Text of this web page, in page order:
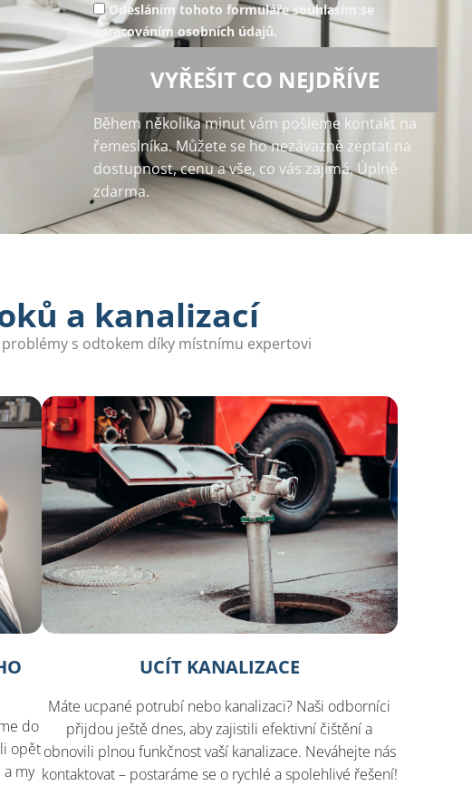
Odesláním tohoto formuláře souhlasím se
zpracováním osobních údajů.
VYŘEŠIT CO NEJDŘÍVE
Během několika minut vám pošleme kontakt na
řemeslníka. Můžete se ho nezávazně zeptat na
dostupnost, cenu a vše, co vás zajímá. Úplně
zdarma.
a kanalizací
s odtokem díky místnímu expertovi
do
opět
a my
UCÍT KANALIZACE
Máte ucpané potrubí nebo kanalizaci? Naši odborníci
přijdou ještě dnes, aby zajistili efektivní čištění a
obnovili plnou funkčnost vaší kanalizace. Neváhejte nás
kontaktovat – postaráme se o rychlé a spolehlivé řešení!